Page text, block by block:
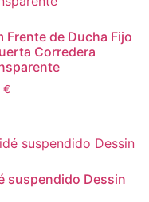
Frente de Ducha Fijo
Corredera
€
suspendido Dessin